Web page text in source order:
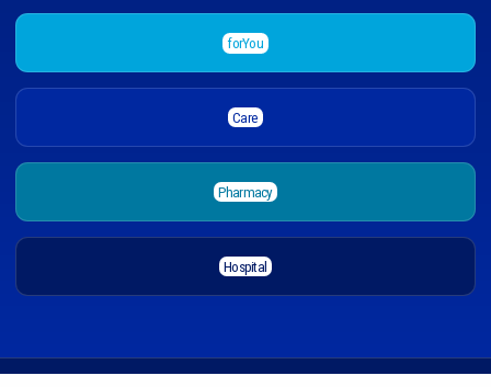
forYou
Care
Pharmacy
Hospital